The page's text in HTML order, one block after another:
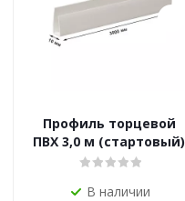
Профиль торцевой
ПВХ 3,0 м (стартовый)
В наличии